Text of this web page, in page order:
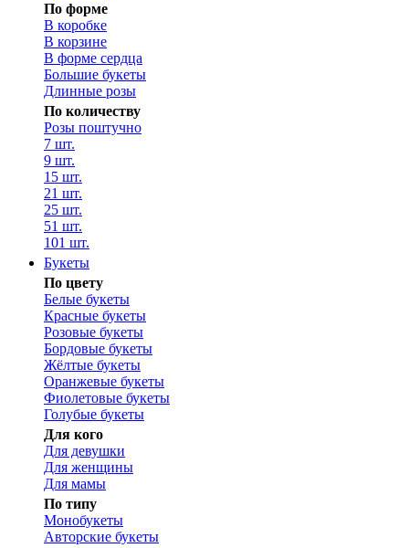
По форме
В коробке
В корзине
В форме сердца
Большие букеты
Длинные розы
По количеству
Розы поштучно
7 шт.
9 шт.
15 шт.
21 шт.
25 шт.
51 шт.
101 шт.
Букеты
По цвету
Белые букеты
Красные букеты
Розовые букеты
Бордовые букеты
Жёлтые букеты
Оранжевые букеты
Фиолетовые букеты
Голубые букеты
Для кого
Для девушки
Для женщины
Для мамы
По типу
Монобукеты
Авторские букеты